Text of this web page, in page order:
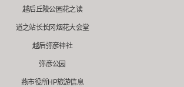
越后丘陵公园花之读
道之站长长冈烟花大会堂
越后弥彦神社
弥彦公园
燕市役所HP旅游信息